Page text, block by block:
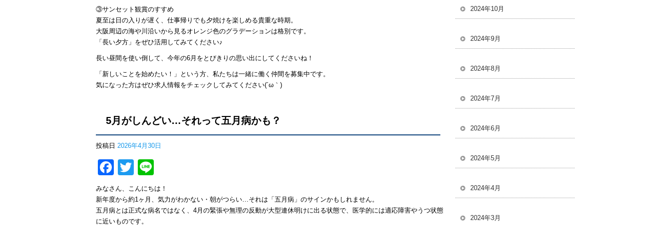
③サンセット観賞のすすめ
夏至は日の入りが遅く、仕事帰りでも夕焼けを楽しめる貴重な時期。
大阪周辺の海や川沿いから見るオレンジ色のグラデーションは格別です。
「長い夕方」をぜひ活用してみてください♪
長い昼間を使い倒して、今年の6月をとびきりの思い出にしてくださいね！
「新しいことを始めたい！」という方、私たちは一緒に働く仲間を募集中です。
気になった方はぜひ求人情報をチェックしてみてください(´ω｀)
5月がしんどい…それって五月病かも？
投稿日 2026年4月30日
Facebook
Twitter
みなさん、こんにちは！
新年度から約1ヶ月、気力がわかない・朝がつらい…それは「五月病」のサインかもしれません。
五月病とは正式な病名ではなく、4月の緊張や無理の反動が大型連休明けに出る状態で、医学的には適応障害やうつ状態
に近いものです。
2024年10月
2024年9月
2024年8月
2024年7月
2024年6月
2024年5月
2024年4月
2024年3月